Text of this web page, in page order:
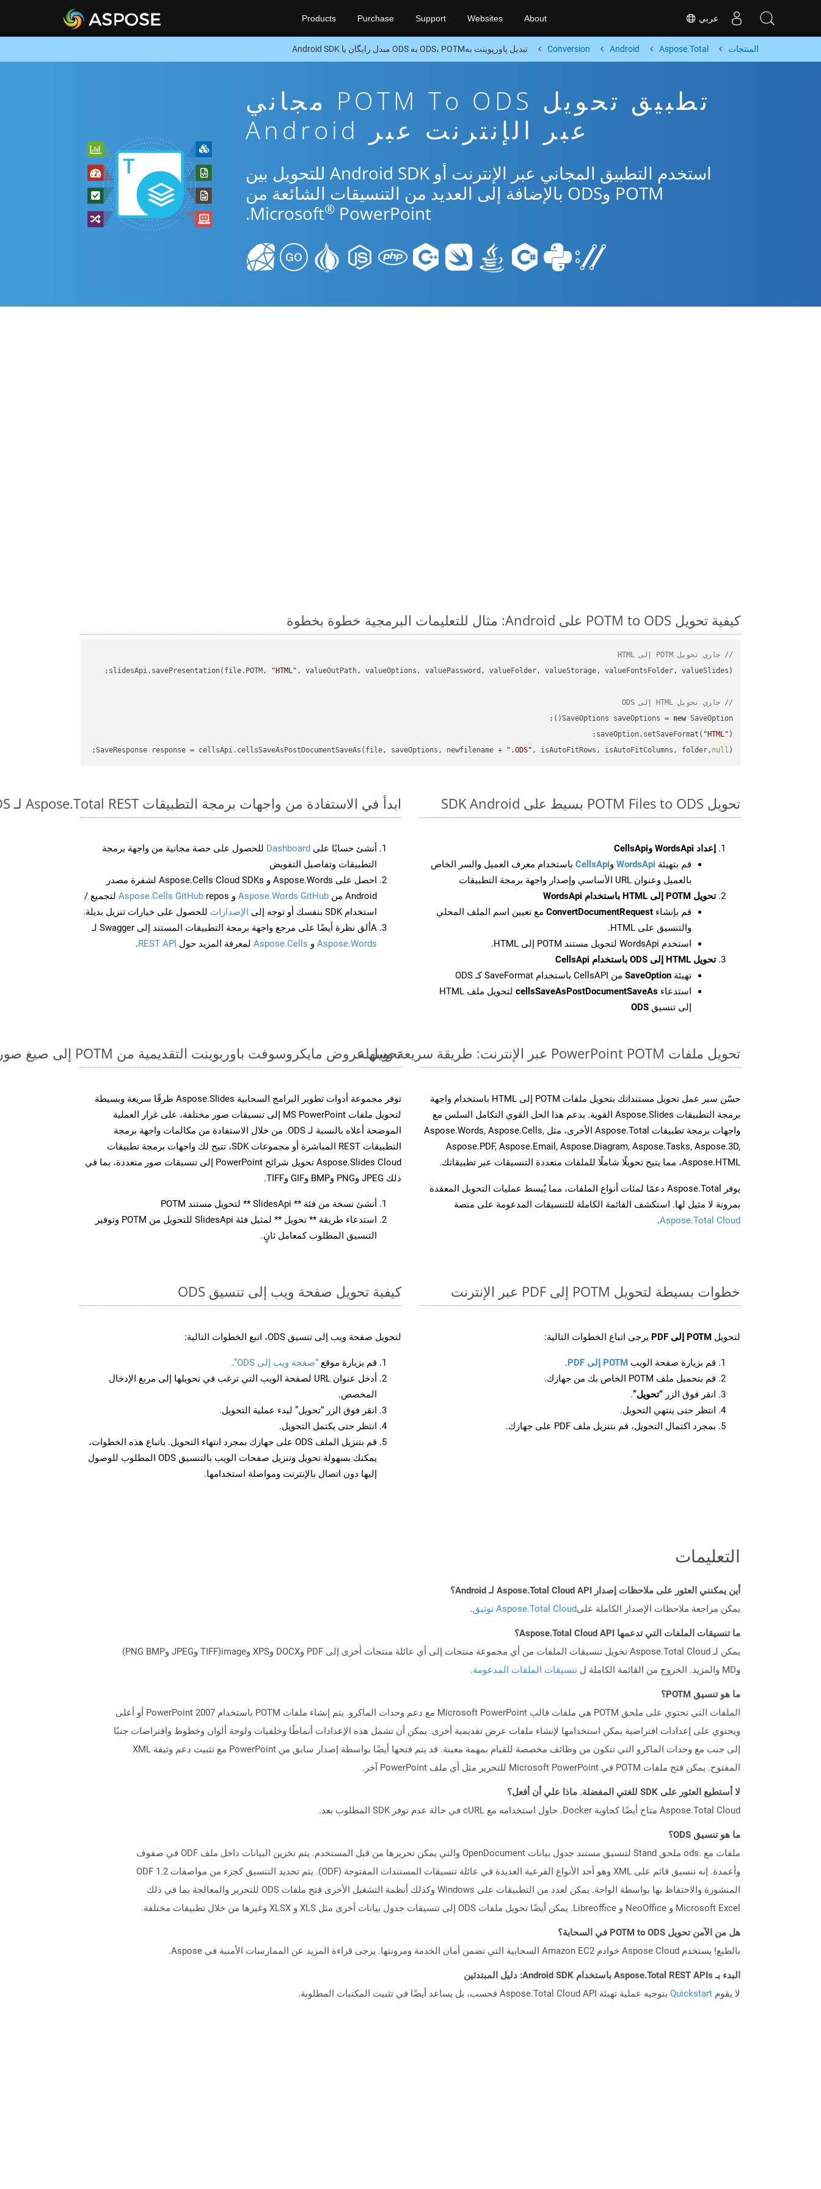
عربي Products Purchase Support Websites About
المنتجات Aspose.Total
Android
Conversion تبدیل پاورپوینت بهODS، POTM به ODS مبدل رایگان یا Android SDK
تطبيق تحويل POTM To ODS مجاني
عبر الإنترنت عبر Android
استخدم التطبيق المجاني عبر الإنترنت أو Android SDK للتحويل بين
POTM وODS بالإضافة إلى العديد من التنسيقات الشائعة من
Microsoft® PowerPoint.
كيفية تحويل POTM to ODS على Android: مثال للتعليمات البرمجية خطوة بخطوة
// جاري تحويل POTM إلى HTML
slidesApi.savePresentation(file.POTM,
"HTML"
// جاري تحويل HTML إلى ODS
SaveOptions saveOptions = new
saveOption.setSaveFormat( "HTML"
SaveResponse response = cellsApi.cellsSaveAsPostDocumentSaveAs(file, saveOptions, newfilename +
".ODS" , isAutoFitRows, isAutoFitColumns, folder, null );
تحويل POTM Files to ODS بسيط على SDK Android
إعداد WordsApi وCellsApi
قم بتهيئة WordsApi وCellsApi باستخدام معرف العميل والسر الخاص
بالعميل وعنوان URL الأساسي وإصدار واجهة برمجة التطبيقات
تحويل POTM إلى HTML باستخدام WordsApi
قم بإنشاء ConvertDocumentRequest مع تعيين اسم الملف المحلي
والتنسيق على HTML.
استخدم WordsApi لتحويل مستند POTM إلى HTML.
تحويل HTML إلى ODS باستخدام CellsApi
تهيئة SaveOption من CellsAPI باستخدام SaveFormat كـ ODS
استدعاء cellsSaveAsPostDocumentSaveAs
لتحويل ملف HTML
إلى تنسيق ODS
ابدأ في الاستفادة من واجهات برمجة التطبيقات Aspose.Total REST لـ POTM to ODS
أنشئ حسابًا على Dashboard للحصول على حصة مجانية من واجهة برمجة
التطبيقات وتفاصيل التفويض
احصل على Aspose.Words و Aspose.Cells Cloud SDKs لشفرة مصدر
Android من
Aspose.Words GitHub و Aspose.Cells GitHub repos لتجميع /
استخدام SDK بنفسك أو توجه إلى
الإصدارات للحصول على خيارات تنزيل بديلة.
Aألق نظرة أيضًا على مرجع واجهة برمجة التطبيقات المستند إلى Swagger لـ
Aspose.Words و Aspose.Cells لمعرفة المزيد حول REST API
.
تحويل ملفات PowerPoint POTM عبر الإنترنت: طريقة سريعة وسهلة
حسّن سير عمل تحويل مستنداتك بتحويل ملفات POTM إلى HTML باستخدام واجهة
برمجة التطبيقات Aspose.Slides القوية. يدعم هذا الحل القوي التكامل السلس مع
واجهات برمجة تطبيقات Aspose.Total الأخرى، مثل Aspose.Words, Aspose.Cells,
Aspose.PDF, Aspose.Email, Aspose.Diagram, Aspose.Tasks, Aspose.3D,
Aspose.HTML، مما يتيح تحويلًا شاملًا للملفات متعددة التنسيقات عبر تطبيقاتك.
يوفر Aspose.Total دعمًا لمئات أنواع الملفات، مما يُبسط عمليات التحويل المعقدة
بمرونة لا مثيل لها. استكشف القائمة الكاملة للتنسيقات المدعومة على منصة
Aspose.Total Cloud
.
تحويل عروض مايكروسوفت باوربوينت التقديمية من POTM إلى صيغ صور - دليل خطوة بخطوة
توفر مجموعة أدوات تطوير البرامج السحابية Aspose.Slides طرقًا سريعة وبسيطة
لتحويل ملفات MS PowerPoint إلى تنسيقات صور مختلفة، على غرار العملية
الموضحة أعلاه بالنسبة لـ ODS. من خلال الاستفادة من مكالمات واجهة برمجة
التطبيقات REST المباشرة أو مجموعات SDK، تتيح لك واجهات برمجة تطبيقات
Aspose.Slides Cloud تحويل شرائح PowerPoint إلى تنسيقات صور متعددة، بما في
ذلك JPEG وPNG وBMP وGIF وTIFF.
أنشئ نسخة من فئة ** SlidesApi ** لتحويل مستند POTM
استدعاء طريقة ** تحويل ** لمثيل فئة SlidesApi للتحويل من POTM وتوفير
التنسيق المطلوب كمعامل ثانٍ.
خطوات بسيطة لتحويل POTM إلى PDF عبر الإنترنت
لتحويل POTM إلى PDF يرجى اتباع الخطوات التالية:
قم بزيارة صفحة الويب POTM إلى PDF
.
قم بتحميل ملف POTM الخاص بك من جهازك.
انقر فوق الزر “تحويل”.
انتظر حتى ينتهي التحويل.
بمجرد اكتمال التحويل، قم بتنزيل ملف PDF على جهازك.
كيفية تحويل صفحة ويب إلى تنسيق ODS
لتحويل صفحة ويب إلى تنسيق ODS، اتبع الخطوات التالية:
قم بزيارة موقع “صفحة ويب إلى ODS”
.
أدخل عنوان URL لصفحة الويب التي ترغب في تحويلها إلى مربع الإدخال
المخصص.
انقر فوق الزر “تحويل” لبدء عملية التحويل.
انتظر حتى يكتمل التحويل.
قم بتنزيل الملف ODS على جهازك بمجرد انتهاء التحويل. باتباع هذه الخطوات،
يمكنك بسهولة تحويل وتنزيل صفحات الويب بالتنسيق ODS المطلوب للوصول
إليها دون اتصال بالإنترنت ومواصلة استخدامها.
التعليمات
أين يمكنني العثور على ملاحظات إصدار Aspose.Total Cloud API لـ Android؟
يمكن مراجعة ملاحظات الإصدار الكاملة علىAspose.Total Cloud توثيق .
ما تنسيقات الملفات التي تدعمها Aspose.Total Cloud API؟
يمكن لـ Aspose.Total Cloud تحويل تنسيقات الملفات من أي مجموعة منتجات إلى أي عائلة منتجات أخرى إلى PDF وDOCX وXPS وimage(TIFF وJPEG وPNG BMP)
وMD والمزيد. الخروج من القائمة الكاملة ل
تنسيقات الملفات المدعومة.
ما هو تنسيق POTM؟
الملفات التي تحتوي على ملحق POTM هي ملفات قالب Microsoft PowerPoint مع دعم وحدات الماكرو. يتم إنشاء ملفات POTM باستخدام PowerPoint 2007 أو أعلى
ويحتوي على إعدادات افتراضية يمكن استخدامها لإنشاء ملفات عرض تقديمية أخرى. يمكن أن تشمل هذه الإعدادات أنماطًا وخلفيات ولوحة ألوان وخطوط وافتراضات جنبًا
إلى جنب مع وحدات الماكرو التي تتكون من وظائف مخصصة للقيام بمهمة معينة. قد يتم فتحها أيضًا بواسطة إصدار سابق من PowerPoint مع تثبيت دعم وثيقة XML
المفتوح. يمكن فتح ملفات POTM في Microsoft PowerPoint للتحرير مثل أي ملف PowerPoint آخر.
لا أستطيع العثور على SDK للغتي المفضلة. ماذا علي أن أفعل؟
Aspose.Total Cloud متاح أيضًا كحاوية Docker. حاول استخدامه مع cURL في حالة عدم توفر SDK المطلوب بعد.
ما هو تنسيق ODS؟
ملفات مع .ods ملحق Stand لتنسيق مستند جدول بيانات OpenDocument والتي يمكن تحريرها من قبل المستخدم. يتم تخزين البيانات داخل ملف ODF في صفوف
وأعمدة. إنه تنسيق قائم على XML وهو أحد الأنواع الفرعية العديدة في عائلة تنسيقات المستندات المفتوحة (ODF). يتم تحديد التنسيق كجزء من مواصفات ODF 1.2
المنشورة والاحتفاظ بها بواسطة الواحة. يمكن لعدد من التطبيقات على Windows وكذلك أنظمة التشغيل الأخرى فتح ملفات ODS للتحرير والمعالجة بما في ذلك
Microsoft Excel و NeoOffice و Libreoffice. يمكن أيضًا تحويل ملفات ODS إلى تنسيقات جدول بيانات أخرى مثل XLS و XLSX وغيرها من خلال تطبيقات مختلفة.
هل من الآمن تحويل POTM to ODS في السحابة؟
بالطبع! يستخدم Aspose Cloud خوادم Amazon EC2 السحابية التي تضمن أمان الخدمة ومرونتها. يرجى قراءة المزيد عن الممارسات الأمنية في Aspose.
البدء بـ Aspose.Total REST APIs باستخدام Android SDK: دليل المبتدئين
لا يقوم Quickstart بتوجيه عملية تهيئة Aspose.Total Cloud API فحسب، بل يساعد أيضًا في تثبيت المكتبات المطلوبة.